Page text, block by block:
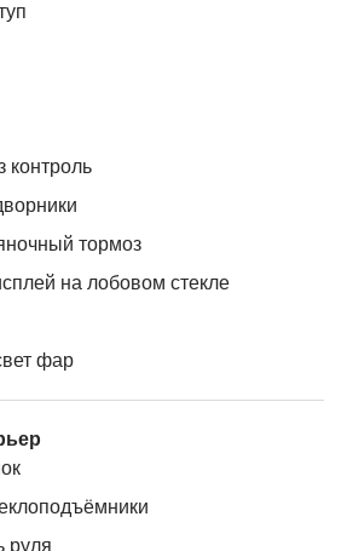
контроль
тормоз
на лобовом стекле
фар
руля